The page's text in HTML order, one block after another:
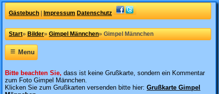
Gästebuch Impressum Datenschutz
Start» Bilder» Gimpel Männchen» Gimpel Männchen
≡Menu
Bitte beachten Sie, dass ist keine Grußkarte, sondern ein Kommentar
zum Foto Gimpel Männchen.
Klicken Sie zum Grußkarten versenden bitte hier: Grußkarte Gimpel